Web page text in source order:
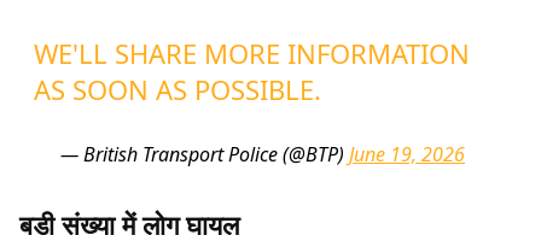
WE'LL SHARE MORE INFORMATION
AS SOON AS POSSIBLE.
— British Transport Police (@BTP) June 19, 2026
बड़ी संख्या में लोग घायल